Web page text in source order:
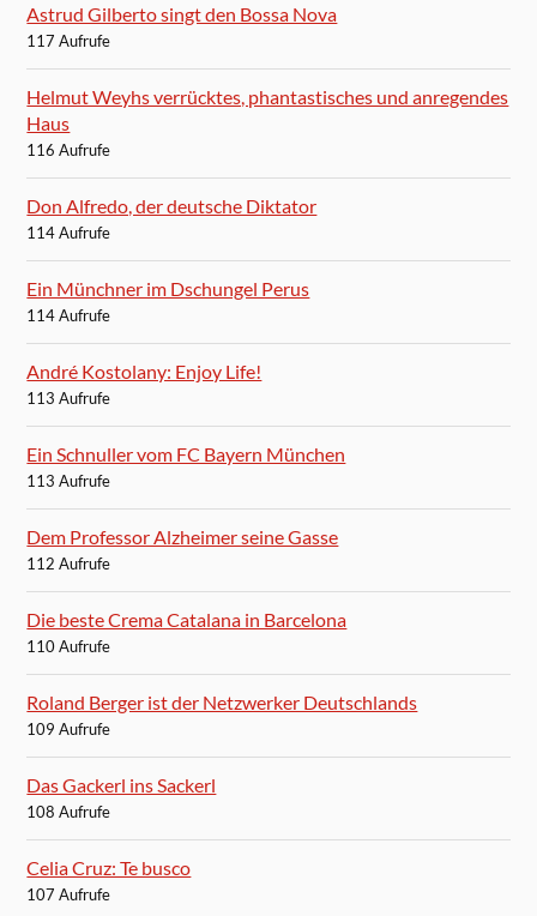
Astrud Gilberto singt den Bossa Nova
117 Aufrufe
Helmut Weyhs verrücktes, phantastisches und anregendes
Haus
116 Aufrufe
Don Alfredo, der deutsche Diktator
114 Aufrufe
Ein Münchner im Dschungel Perus
114 Aufrufe
André Kostolany: Enjoy Life!
113 Aufrufe
Ein Schnuller vom FC Bayern München
113 Aufrufe
Dem Professor Alzheimer seine Gasse
112 Aufrufe
Die beste Crema Catalana in Barcelona
110 Aufrufe
Roland Berger ist der Netzwerker Deutschlands
109 Aufrufe
Das Gackerl ins Sackerl
108 Aufrufe
Celia Cruz: Te busco
107 Aufrufe